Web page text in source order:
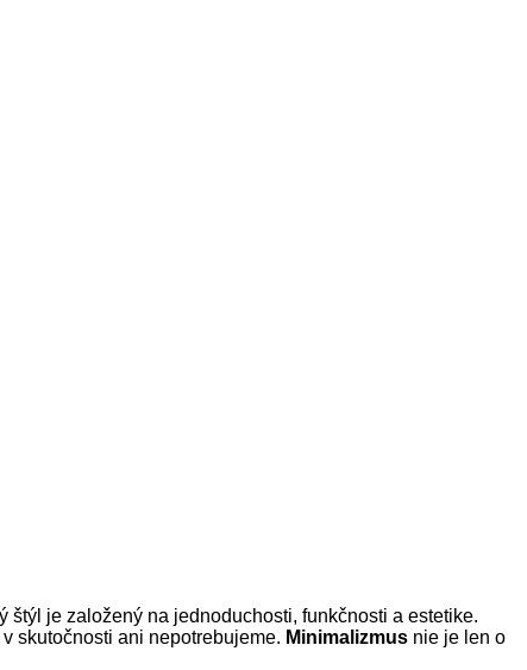
je založený na jednoduchosti, funkčnosti a estetike.
skutočnosti ani nepotrebujeme. Minimalizmus nie je len o